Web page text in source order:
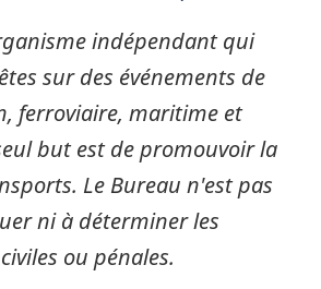
indépendant qui
sur des événements de
ferroviaire, maritime et
but est de promouvoir la
Le Bureau n'est pas
ni à déterminer les
ou pénales.